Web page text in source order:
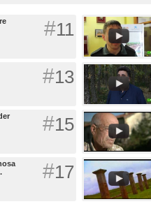
#11
#13
#15
#17